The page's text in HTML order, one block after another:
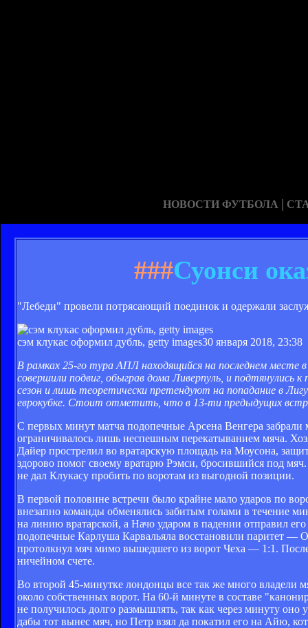
НОВОСТИ ФУТБОЛА |
###Суонси
"Лебеди" провели потрясающий поединок и одержали
сэм клукас оформил дубль, getty images30 января 2018, 23:38
В рамках 25-го тура АПЛ находящийся на последнем месте
совершили подвиг, обыграв дома Ливерпуль, и
сезон и лишь теоретически претендуют на попадание в
еврокубке. Стоит отметить, что в 13-ти предыдущих
С первых минут матча подопечные Арсена Венгера
ограничивалось лишь неспешным перекатыванием мяча.
Дайер прострелил во вратарскую площадь на Моусона,
здорово помог своему вратарю Рэмси, бросившийся под
не дал Клукасу пробить по воротам из выгодной позиции.
В первой половине встречи было крайне мало ударов по
внезапно команды обменялись забитым голами в течение
на линию вратарской, а Начо ударом в падении отправил
подопечные Карлуша Карвальяла восстановили паритет
протолкнул мяч мимо вышедшего из ворот Чеха — 1:1. После
ничейном счете.
Во второй 45-минутке лондонцы все так же много владели
около собственных ворот. На 60-й минуте в составе
не получилось долго размышлять, так как через минуту
дабы тот вынес мяч, но Петр взял да покатил его на Айю,